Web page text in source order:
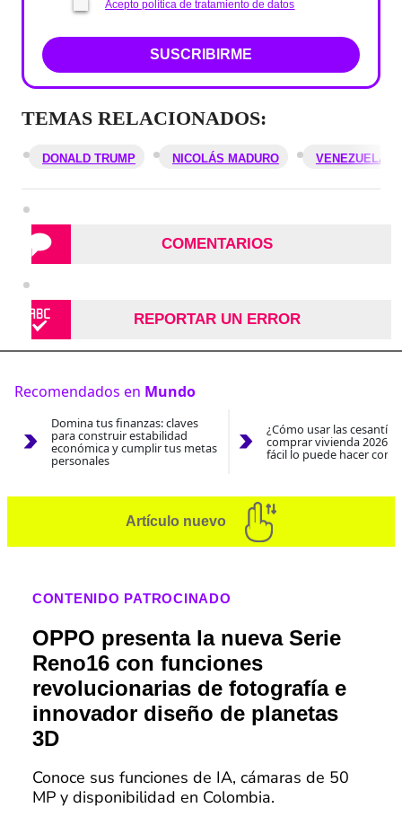
Acepto política de tratamiento de datos
SUSCRIBIRME
TEMAS RELACIONADOS:
DONALD TRUMP NICOLÁS MADURO VENEZUELA
COMENTARIOS
REPORTAR UN ERROR
Recomendados en Mundo
Domina tus finanzas: claves
para construir estabilidad
económica y cumplir tus metas
personales
¿Cómo usar las
comprar vivienda 2026?
fácil lo puede hacer con
Artículo nuevo
CONTENIDO PATROCINADO
OPPO presenta la nueva Serie
Reno16 con funciones
revolucionarias de fotografía e
innovador diseño de planetas
3D
Conoce sus funciones de IA, cámaras de 50
MP y disponibilidad en Colombia.